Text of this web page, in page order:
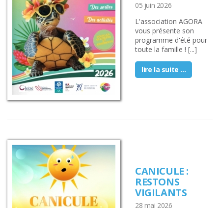
05 juin 2026
L'association AGORA
vous présente son
programme d'été pour
toute la famille ! [...]
lire la suite ...
CANICULE :
RESTONS
VIGILANTS
28 mai 2026